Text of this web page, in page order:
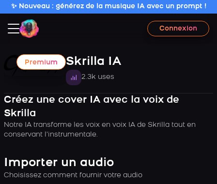
✨ Nouveau : générez de la musique IA avec un prompt !
Connexion
Premium Skrilla IA
2.3k uses
Créez une cover IA avec la voix de
Skrilla
Notre IA transforme les voix en voix IA de Skrilla tout en
conservant l’instrumentale.
Importer un audio
Choisissez comment fournir votre audio